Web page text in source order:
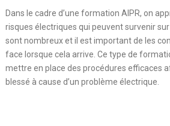
Dans le cadre d’une formation AIPR, on
risques électriques qui peuvent survenir
sont nombreux et il est important de les
face lorsque cela arrive. Ce type de
mettre en place des procédures efficaces
blessé à cause d’un problème électrique.